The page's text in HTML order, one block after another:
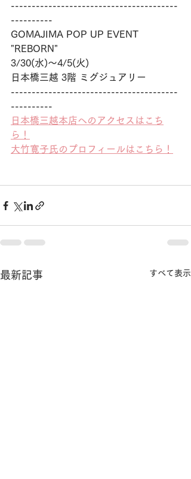
----------------------------------------
----------
GOMAJIMA POP UP EVENT
"REBORN"
3/30(水)〜4/5(火)
日本橋三越 3階 ミグジュアリー
----------------------------------------
----------
日本橋三越本店へのアクセスはこち
ら！
大竹寛子氏のプロフィールはこちら！
最新記事 すべて表示